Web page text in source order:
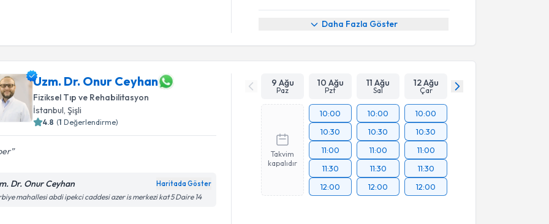
Daha Fazla Göster
Uzm. Dr. Onur Ceyhan
Fiziksel Tıp ve Rehabilitasyon
İstanbul , Şişli
4.8 (1 Değerlendirme)
Dr. Onur Ceyhan Haritada Göster
mahallesi abdi ipekci caddesi azer is merkezi kat 5 Daire 14
9 Ağu
Paz
10 Ağu
Pzt
11 Ağu
Sal
12 Ağu
Çar
Takvim
kapalıdır
10:00
10:30
11:00
11:30
12:00
10:00
10:30
11:00
11:30
12:00
10:00
10:30
11:00
11:30
12:00